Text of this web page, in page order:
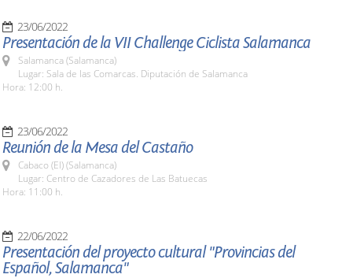
23/06/2022
Presentación de la VII Challenge Ciclista Salamanca
Salamanca (Salamanca)
Lugar: Sala de las Comarcas. Diputación de Salamanca
Hora: 12:00 h.
23/06/2022
Reunión de la Mesa del Castaño
Cabaco (El) (Salamanca)
Lugar: Centro de Cazadores de Las Batuecas
Hora: 11:00 h.
22/06/2022
Presentación del proyecto cultural "Provincias del
Español, Salamanca"